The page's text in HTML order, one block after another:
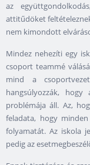
az
attitűdöket
nem kimondott
Mindez nehezíti egy
csoport teammé
mind a
hangsúlyozzák,
problémája áll. Az,
feladata, hogy
folyamatát. Az iskola
pedig az